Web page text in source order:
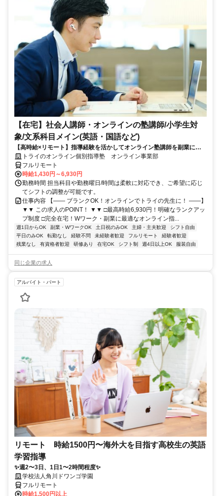
【在宅】社会人講師・オンラインの塾講師/小学生対
象/文系科目メイン(英語・国語など)
【高時給×リモート】指導経験を活かしてオンライン塾講師を副業に！
週1～OK！
トライのオンライン個別指導塾 オンライン事業部
フルリモート
時給1,430円～6,930円
勤務時間 担当科目や勤務曜日/時間は柔軟に対応でき、ご希望に応じ
てシフトの調整が可能です。
仕事内容 【―― ブランクOK！オンラインでトライの先生に！ ――】
▼▼ この求人のPOINT！ ▼▼ □最高時給6,930円！明確なランクアッ
プ制度 □完全在宅！Wワーク・副業に最適なオンライン指...
週1日からOK 副業・WワークOK 土日祝のみOK 主婦・主夫歓迎
シフト自由
平日のみOK
転勤なし 経験不問 未経験者歓迎 フルリモート
経験者歓迎
残業なし
有資格者歓迎 研修あり 在宅OK シフト制 週4日以上OK 服装自由
同じ企業の求人
アルバイト・パート
リモート 時給1500円〜海外大を目指す高校生の英語
学習指導
✨週2〜3日、1日1〜2時間程度✨
学校法人角川ドワンゴ学園
フルリモート
時給1,500円以上